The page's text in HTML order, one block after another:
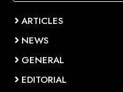
ARTICLES
NEWS
GENERAL
EDITORIAL